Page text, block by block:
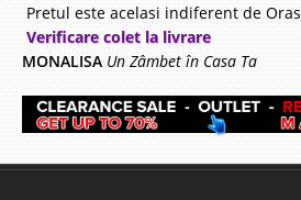
Pretul este acelasi indiferent de Oras
Verificare colet la livrare
MONALISA Un Zâmbet în Casa Ta